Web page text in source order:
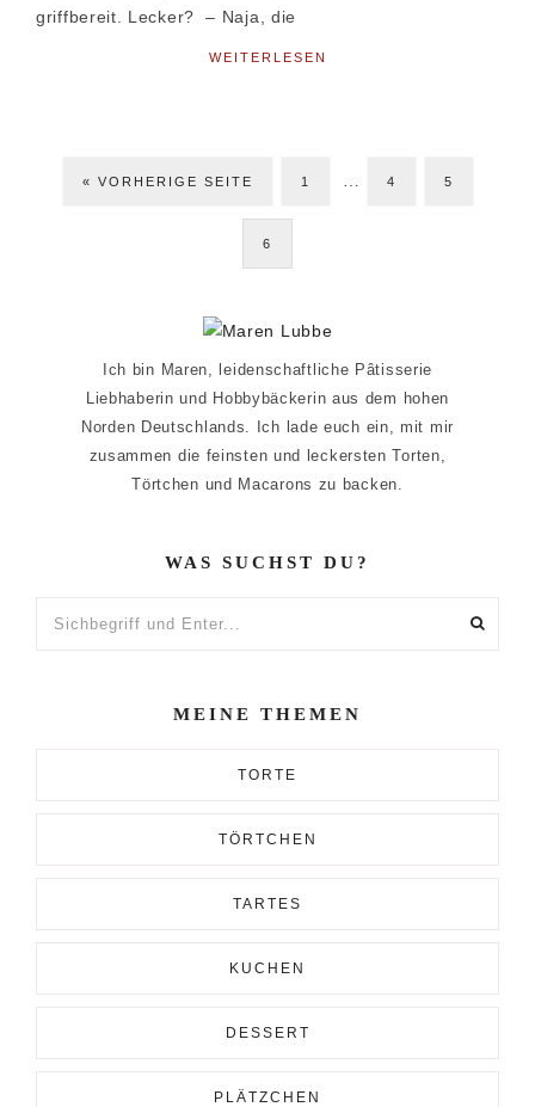
griffbereit. Lecker? – Naja, die
WEITERLESEN
« ZUR
VORHERIGE SEITE SEITE
1
Zwischenseiten
SEITE
4 SEITE
5
SEITE
6
Seitenspalte
Ich bin Maren, leidenschaftliche Pâtisserie
Liebhaberin und Hobbybäckerin aus dem hohen
Norden Deutschlands. Ich lade euch ein, mit mir
zusammen die feinsten und leckersten Torten,
Törtchen und Macarons zu backen.
WAS SUCHST DU?
MEINE THEMEN
TORTE
TÖRTCHEN
TARTES
KUCHEN
DESSERT
PLÄTZCHEN